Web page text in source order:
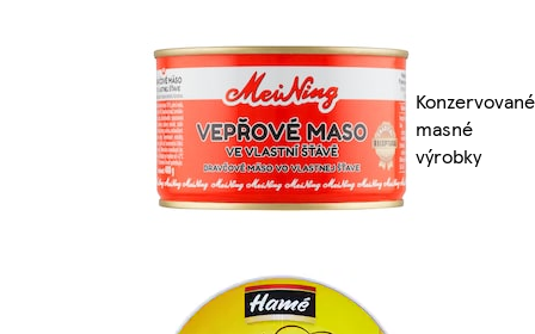
Konzervované
masné
výrobky